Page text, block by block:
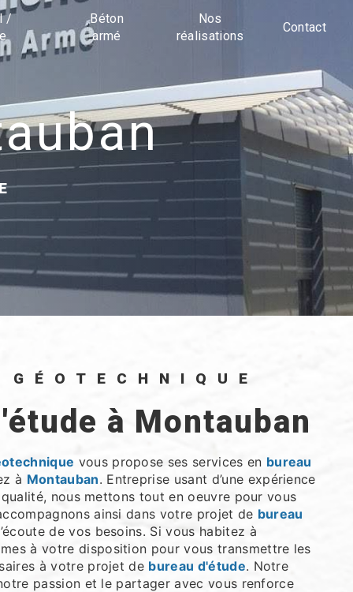
/
Béton
armé
Nos
réalisations
Contact
GÉOTECHNIQUE
à Montauban
vous propose ses services en bureau
à Montauban. Entreprise usant d’une expérience
nous mettons tout en oeuvre pour vous
ainsi dans votre projet de bureau
de vos besoins. Si vous habitez à
à votre disposition pour vous transmettre les
à votre projet de bureau d'étude. Notre
passion et le partager avec vous renforce